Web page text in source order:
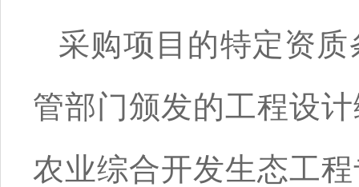
采购项目的特定资
管部门颁发的工程设
农业综合开发生态工